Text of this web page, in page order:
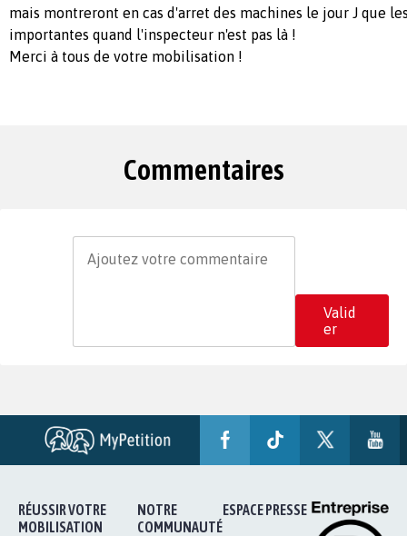
mais montreront en cas d'arret des machines le jour J que
importantes quand l'inspecteur n'est pas là !
Merci à tous de votre mobilisation !
Commentaires
Valid
er
RÉUSSIR VOTRE
MOBILISATION
NOTRE
COMMUNAUTÉ
ESPACE PRESSE